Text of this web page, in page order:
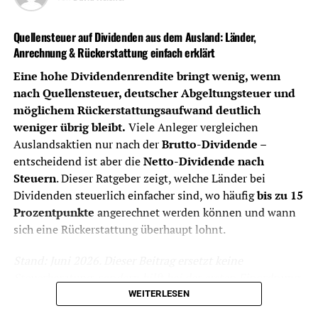
Depotkosten
Depotführung,
Handelsplatzgebühren,
Sparplankosten und
Währungsumrechnung zählen.
Dividendenabrechnung
Ein gutes Dividenden-Depot sollte
Ausschüttungen, Steuern und Erträge
übersichtlich dokumentieren.
Quellensteuer
Bei Auslandsdividenden ist wichtig, ob
der Broker Quellensteuer sauber
ausweist, anrechenbare Beträge
berücksichtigt und nötige Unterlagen
bereitstellt.
spanische, japanische oder US-Aktien
sind Handelsplätze, Währung und
Quellensteuer auf Dividenden aus dem Ausland: Länder,
Anrechnung & Rückerstattung einfach erklärt
Eine hohe Dividendenrendite bringt wenig, wenn
nach Quellensteuer, deutscher Abgeltungsteuer und
möglichem Rückerstattungsaufwand deutlich
weniger übrig bleibt. Viele Anleger vergleichen
Auslandsaktien nur nach derBrutto-Dividende –
entscheidend ist aber dieNetto-Dividende nach
Steuern. Dieser Ratgeber zeigt, welche Länder bei
Dividenden steuerlich einfacher sind, wo häufigbis zu 15
Prozentpunkte angerechnet werden können und wann
sich eine Rückerstattung überhaupt lohnt.
für Privatanleger mit Depot in Deutschland.
WEITERLESEN